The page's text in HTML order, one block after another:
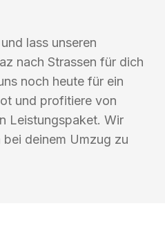
lass unseren
nach Strassen für dich
noch heute für ein
und profitiere von
Leistungspaket. Wir
deinem Umzug zu